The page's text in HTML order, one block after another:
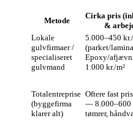
Metode
Cirka pris
&
Lokale
gulvfirmaer /
specialiseret
gulvmand
5.000–450
(parket/
Epoxy/
1.000 kr./m²
Totalentreprise
(byggefirma
klarer alt)
Oftere fast
— 8.000–600
tømrer,